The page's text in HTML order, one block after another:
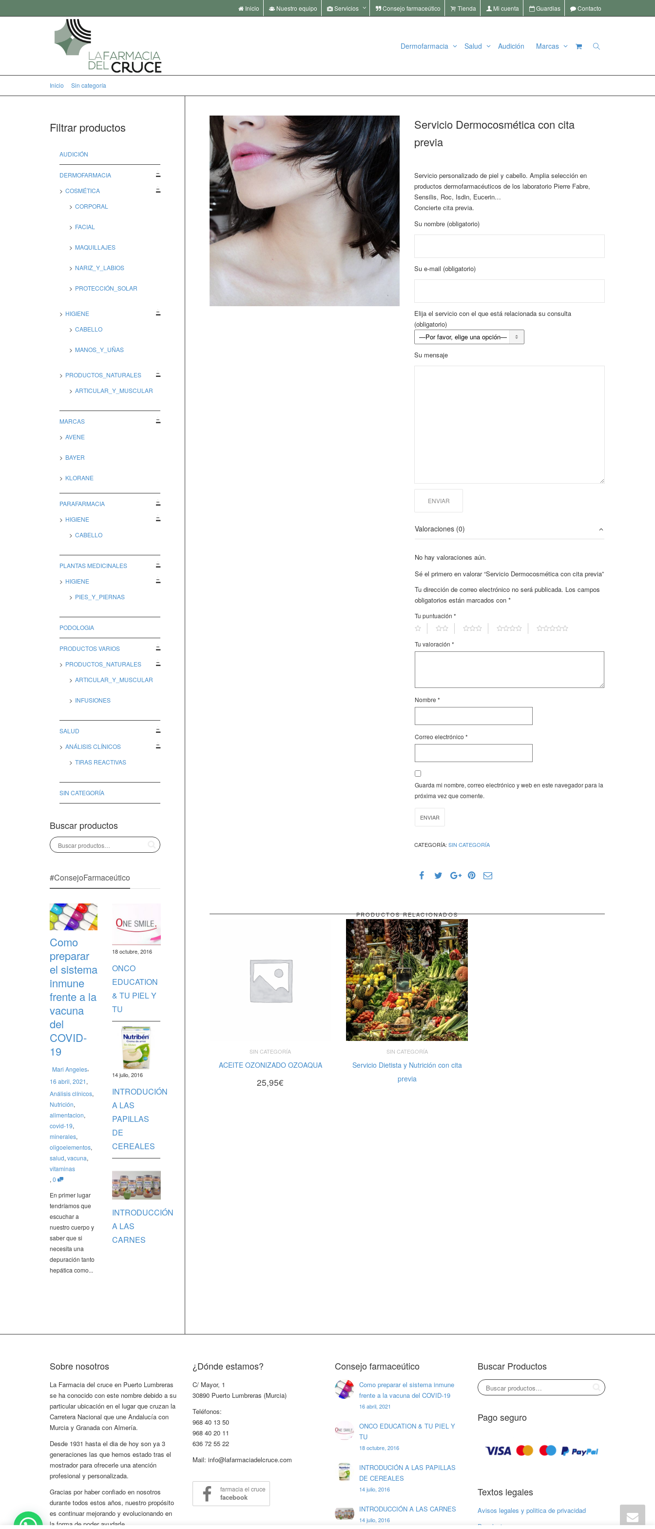
Inicio Nuestro equipo Servicios Consejo farmaceútico Tienda Mi cuenta Guardias Contacto
Dermofarmacia Salud Audición Marcas
Inicio Sin categoría
Servicio Dermocosmética con cita
previa
Servicio personalizado de piel y cabello. Amplia selección en
productos dermofarmacéuticos de los laboratorio Pierre Fabre,
Sensilis, Roc, Isdin, Eucerin…
Concierte cita previa.
Su nombre (obligatorio)
Su e-mail (obligatorio)
Elija el servicio con el que está relacionada su consulta
(obligatorio)
Su mensaje
Valoraciones (0)
No hay valoraciones aún.
Sé el primero en valorar “Servicio Dermocosmética con cita previa”
Tu dirección de correo electrónico no será publicada. Los campos
obligatorios están marcados con*
Tu puntuación*
Tu valoración*
Nombre*
Correo electrónico*
Guarda mi nombre, correo electrónico y web en este navegador para la
próxima vez que comente.
CATEGORÍA:SIN CATEGORÍA
PRODUCTOS RELACIONADOS
AÑADIR AL CARRITO
SIN CATEGORÍA
ACEITE OZONIZADO OZOAQUA
25,95€
LEER MÁS
SIN CATEGORÍA
Servicio Dietista y Nutrición con cita
previa
Filtrar productos
AUDICIÓN
DERMOFARMACIA
COSMÉTICA
CORPORAL
FACIAL
MAQUILLAJES
NARIZ_Y_LABIOS
PROTECCIÓN_SOLAR
HIGIENE
CABELLO
MANOS_Y_UÑAS
PRODUCTOS_NATURALES
ARTICULAR_Y_MUSCULAR
MARCAS
AVENE
BAYER
KLORANE
PARAFARMACIA
HIGIENE
CABELLO
PLANTAS MEDICINALES
HIGIENE
PIES_Y_PIERNAS
PODOLOGIA
PRODUCTOS VARIOS
PRODUCTOS_NATURALES
ARTICULAR_Y_MUSCULAR
INFUSIONES
SALUD
ANÁLISIS CLÍNICOS
TIRAS REACTIVAS
SIN CATEGORÍA
Buscar productos
#ConsejoFarmaceútico
Como
preparar
el sistema
inmune
frente a la
vacuna
del
COVID-
19
Mari Angeles,
16 abril, 2021,
Análisis clínicos,
Nutrición,
alimentacion,
covid-19,
minerales,
oligoelementos,
salud, vacuna,
vitaminas
, 0
En primer lugar
tendríamos que
escuchar a
nuestro cuerpo y
saber que si
necesita una
depuración tanto
hepática como...
18 octubre, 2016
ONCO
EDUCATION
& TU PIEL Y
TU
14 julio, 2016
INTRODUCIÓN
A LAS
PAPILLAS
DE
CEREALES
INTRODUCCIÓN
A LAS
CARNES
Sobre nosotros
La Farmacia del cruce en Puerto Lumbreras
se ha conocido con este nombre debido a su
particular ubicación en el lugar que cruzan la
Carretera Nacional que une Andalucía con
Murcia y Granada con Almería.
Desde 1931 hasta el dia de hoy son ya 3
generaciones las que hemos estado tras el
mostrador para ofrecerle una atención
profesional y personalizada.
Gracias por haber confiado en nosotros
durante todos estos años, nuestro propósito
es continuar mejorando y evolucionando en
la forma de poder ayudarle.
¿Dónde estamos?
C/ Mayor, 1
30890 Puerto Lumbreras (Murcia)
Teléfonos:
968 40 13 50
968 40 20 11
636 72 55 22
Mail: info@lafarmaciadelcruce.com
farmacia el cruce
facebook
Consejo farmaceútico
Como preparar el sistema inmune
frente a la vacuna del COVID-19
16 abril, 2021
ONCO EDUCATION & TU PIEL Y
TU
18 octubre, 2016
INTRODUCIÓN A LAS PAPILLAS
DE CEREALES
14 julio, 2016
INTRODUCCIÓN A LAS CARNES
14 julio, 2016
Buscar Productos
Pago seguro
Textos legales
Avisos legales y politica de privacidad
Devoluciones